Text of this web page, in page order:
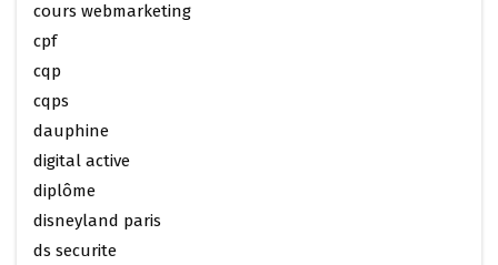
cours webmarketing
cpf
cqp
cqps
dauphine
digital active
diplôme
disneyland paris
ds securite